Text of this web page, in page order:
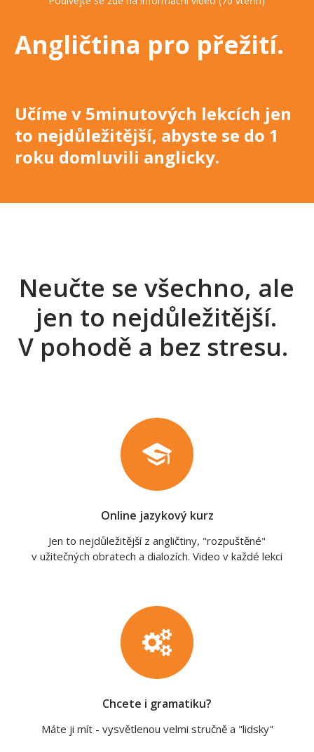
Angličtina pro přežití.
Učíme v 5minutových lekcích jen
to nejdůležitější, abyste se do 1
roku domluvili anglicky.
Neučte se všechno, ale
jen to nejdůležitější.
V pohodě a bez stresu.
Online jazykový kurz
Jen to nejdůležitější z angličtiny, "rozpuštěné"
v užitečných obratech a dialozích. Video v každé lekci
Chcete i gramatiku?
Máte ji mít - vysvětlenou velmi stručně a "lidsky"